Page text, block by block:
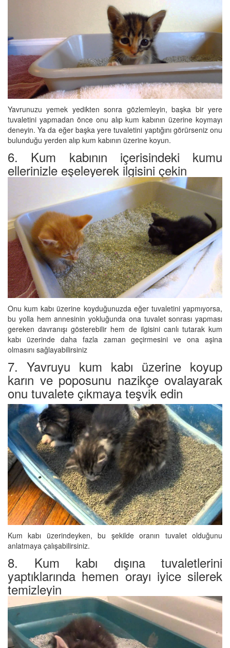
Yavrunuzu yemek yedikten sonra gözlemleyin, başka bir yere
tuvaletini yapmadan önce onu alıp kum kabının üzerine koymayı
deneyin. Ya da eğer başka yere tuvaletini yaptığını görürseniz onu
bulunduğu yerden alıp kum kabının üzerine koyun.
6. Kum kabının içerisindeki kumu
ellerinizle eşeleyerek ilgisini çekin
Onu kum kabı üzerine koyduğunuzda eğer tuvaletini yapmıyorsa,
bu yolla hem annesinin yokluğunda ona tuvalet sonrası yapması
gereken davranışı gösterebilir hem de ilgisini canlı tutarak kum
kabı üzerinde daha fazla zaman geçirmesini ve ona aşina
olmasını sağlayabilirsiniz
7. Yavruyu kum kabı üzerine koyup
karın ve poposunu nazikçe ovalayarak
onu tuvalete çıkmaya teşvik edin
Kum kabı üzerindeyken, bu şekilde oranın tuvalet olduğunu
anlatmaya çalışabilirsiniz.
8. Kum kabı dışına tuvaletlerini
yaptıklarında hemen orayı iyice silerek
temizleyin